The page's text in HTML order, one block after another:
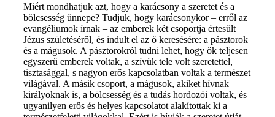
Miért mondhatjuk azt, hogy a karácsony a szeretet és a
bölcsesség ünnepe? Tudjuk, hogy karácsonykor – erről az
evangéliumok írnak – az emberek két csoportja értesült
Jézus születéséről, és indult el az ő keresésére: a pásztorok
és a mágusok. A pásztorokról tudni lehet, hogy ők teljesen
egyszerű emberek voltak, a szívük tele volt szeretettel,
tisztasággal, s nagyon erős kapcsolatban voltak a természet
világával. A másik csoport, a mágusok, akiket hívnak
királyoknak is, a bölcsesség és a tudás hordozói voltak, és
ugyanilyen erős és helyes kapcsolatot alakítottak ki a